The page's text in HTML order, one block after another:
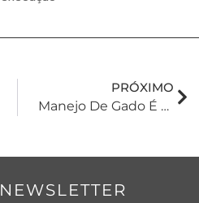
PRÓXIMO
Manejo De Gado É Julgado Como Atividade De Risco Pelo TST